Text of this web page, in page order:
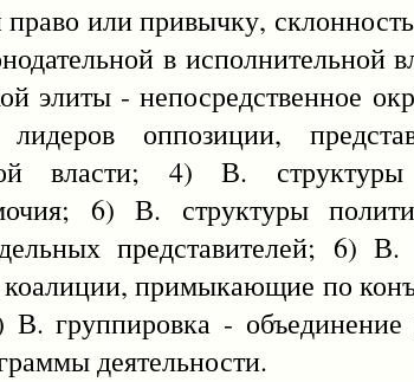
или привычку, склонность
в исполнительной
элиты - непосредственное
оппозиции,
власти; 4) В.
6) В. структуры
представителей; 6)
коалиции, примыкающие по
группировка - объединение
деятельности.